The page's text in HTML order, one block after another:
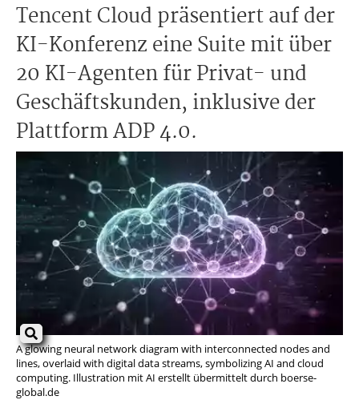
Tencent Cloud präsentiert auf der
KI-Konferenz eine Suite mit über
20 KI-Agenten für Privat- und
Geschäftskunden, inklusive der
Plattform ADP 4.0.
A glowing neural network diagram with interconnected nodes and
lines, overlaid with digital data streams, symbolizing AI and cloud
computing. Illustration mit AI erstellt übermittelt durch boerse-
global.de